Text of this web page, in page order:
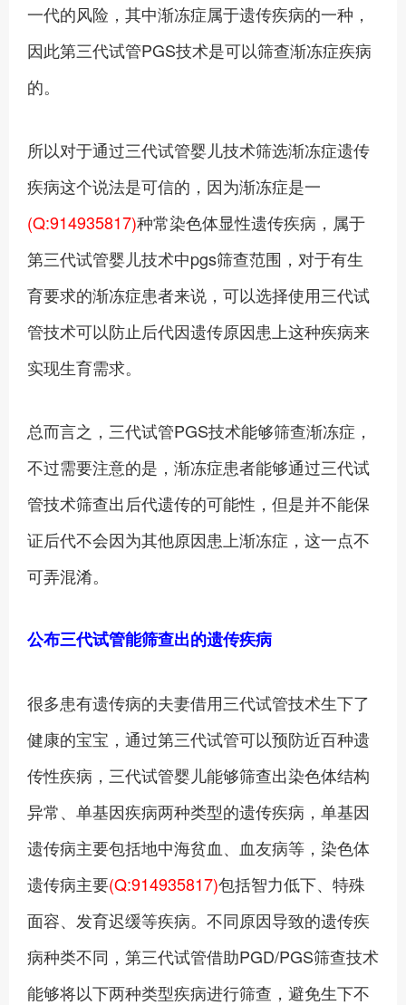
一代的风险，其中渐冻症属于遗传疾病的一种，
因此第三代试管PGS技术是可以筛查渐冻症疾病
的。
所以对于通过三代试管婴儿技术筛选渐冻症遗传
疾病这个说法是可信的，因为渐冻症是一
(Q:914935817)种常染色体显性遗传疾病，属于
第三代试管婴儿技术中pgs筛查范围，对于有生
育要求的渐冻症患者来说，可以选择使用三代试
管技术可以防止后代因遗传原因患上这种疾病来
实现生育需求。
总而言之，三代试管PGS技术能够筛查渐冻症，
不过需要注意的是，渐冻症患者能够通过三代试
管技术筛查出后代遗传的可能性，但是并不能保
证后代不会因为其他原因患上渐冻症，这一点不
可弄混淆。
公布三代试管能筛查出的遗传疾病
很多患有遗传病的夫妻借用三代试管技术生下了
健康的宝宝，通过第三代试管可以预防近百种遗
传性疾病，三代试管婴儿能够筛查出染色体结构
异常、单基因疾病两种类型的遗传疾病，单基因
遗传病主要包括地中海贫血、血友病等，染色体
遗传病主要(Q:914935817)包括智力低下、特殊
面容、发育迟缓等疾病。不同原因导致的遗传疾
病种类不同，第三代试管借助PGD/PGS筛查技术
能够将以下两种类型疾病进行筛查，避免生下不